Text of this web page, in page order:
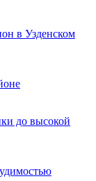
в Узденском
до высокой